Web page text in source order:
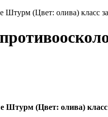
Штурм (Цвет: олива)